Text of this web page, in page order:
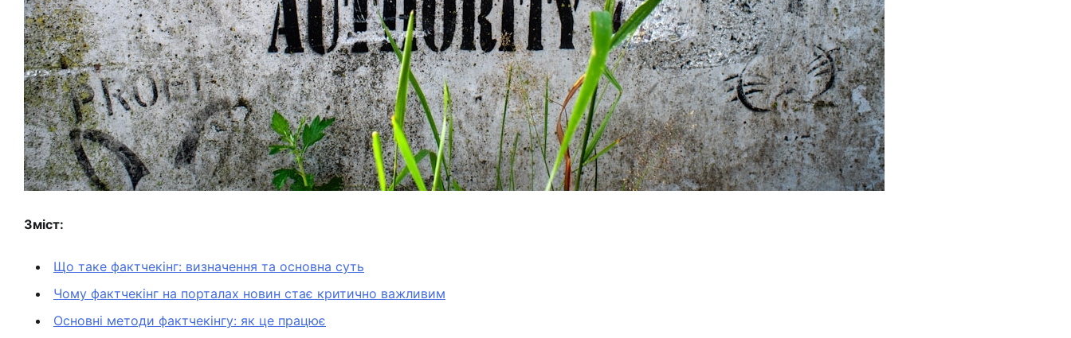
Зміст:
Що таке фактчекінг: визначення та основна суть
Чому фактчекінг на порталах новин стає критично важливим
Основні методи фактчекінгу: як це працює